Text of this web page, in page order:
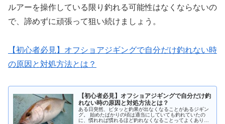
ルアーを操作している限り釣れる可能性はなくならないの
で、諦めずに頑張って狙い続けましょう。
【初心者必見】オフショアジギングで自分だけ釣れない時
の原因と対処方法とは？
【初心者必見】オフショアジギングで自分だけ釣
れない時の原因と対処方法とは？
ある日突然、ピタッと釣果が出なくなることがあるジギン
グ。 始めたばかりの頃は適当にしていても釣れていたの
に、慣れれば慣れるほど釣れなくなることってよくありま